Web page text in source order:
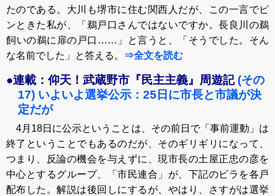
たのである。大川も堺市に住む関西人だが、この一言でピ
ンときた私が、「鵜戸口さんではないですか。長良川の鵜
飼いの鵜に扉の戸口……」と言うと、「そうでした。そん
な名前でした」と答える。
⇒全文を読む
●連載：仰天！武蔵野市『民主主義』周遊記(その
17) いよいよ選挙公示：25日に市長と市議が決
定だが
4月18日に公示ということは、その前日で「事前運動」は
終了ということでもあるのだが、そのギリギリになって、
つまり、反論の機会を与えずに、現市長の土屋正忠の彦を
中心とするグループ、「市民連合」が、下記のビラを各戸
配布した。解説は後回しにするが、やはり、さすがは選挙